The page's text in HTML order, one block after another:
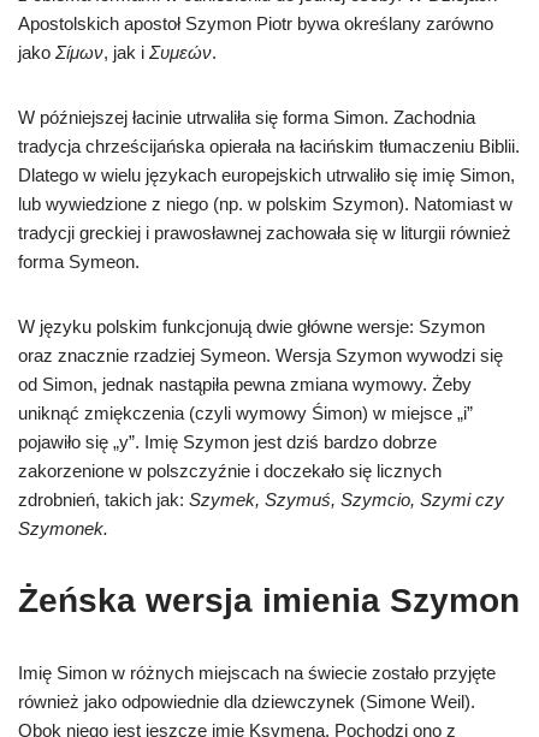
Apostolskich apostoł Szymon Piotr bywa określany zarówno
jako Σίμων, jak i Συμεών.
W późniejszej łacinie utrwaliła się forma Simon. Zachodnia
tradycja chrześcijańska opierała na łacińskim tłumaczeniu Biblii.
Dlatego w wielu językach europejskich utrwaliło się imię Simon,
lub wywiedzione z niego (np. w polskim Szymon). Natomiast w
tradycji greckiej i prawosławnej zachowała się w liturgii również
forma Symeon.
W języku polskim funkcjonują dwie główne wersje: Szymon
oraz znacznie rzadziej Symeon. Wersja Szymon wywodzi się
od Simon, jednak nastąpiła pewna zmiana wymowy. Żeby
uniknąć zmiękczenia (czyli wymowy Śimon) w miejsce „i”
pojawiło się „y”. Imię Szymon jest dziś bardzo dobrze
zakorzenione w polszczyźnie i doczekało się licznych
zdrobnień, takich jak: Szymek, Szymuś, Szymcio, Szymi czy
Szymonek.
Żeńska wersja imienia Szymon
Imię Simon w różnych miejscach na świecie zostało przyjęte
również jako odpowiednie dla dziewczynek (Simone Weil).
Obok niego jest jeszcze imię Ksymena. Pochodzi ono z